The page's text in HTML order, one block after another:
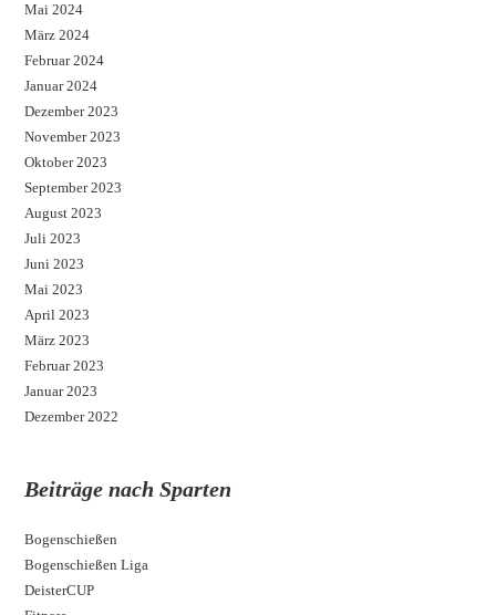
Mai 2024
März 2024
Februar 2024
Januar 2024
Dezember 2023
November 2023
Oktober 2023
September 2023
August 2023
Juli 2023
Juni 2023
Mai 2023
April 2023
März 2023
Februar 2023
Januar 2023
Dezember 2022
Beiträge nach Sparten
Bogenschießen
Bogenschießen Liga
DeisterCUP